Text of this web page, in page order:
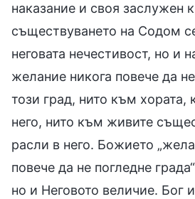
наказание и своя заслужен
съществуването на Содом
неговата нечестивост, но и
желание никога повече да
този град, нито към хората,
него, нито към живите
расли в него. Божието
повече да не погледне
но и Неговото величие. Бог